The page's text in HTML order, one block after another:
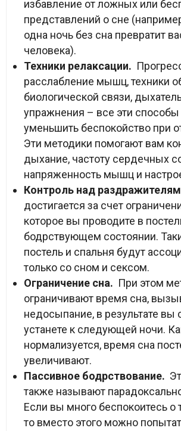
избавление от ложных или
представлений о сне
одна ночь без сна превратит
человека).
Техники релаксации.
расслабление мышц, техники
биологической связи,
упражнения – все эти
уменьшить беспокойство при
Эти методики помогают вам
дыхание, частоту сердечных
напряженность мышц и
Контроль над
достигается за счет
которое вы проводите в
бодрствующем состоянии.
постель и спальня будут
только со сном и сексом.
Ограничение сна. При этом
ограничивают время сна,
недосыпание, в результате вы
устанете к следующей ночи.
нормализуется, время сна
увеличивают.
Пассивное бодрствование.
также называют
Если вы много беспокоитесь о
то вместо этого можно